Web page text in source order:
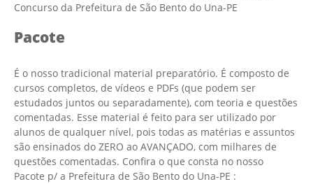
Concurso da Prefeitura de São Bento do Una-PE
Pacote
É o nosso tradicional material preparatório. É composto de
cursos completos, de vídeos e PDFs (que podem ser
estudados juntos ou separadamente), com teoria e questões
comentadas. Esse material é feito para ser utilizado por
alunos de qualquer nível, pois todas as matérias e assuntos
são ensinados do ZERO ao AVANÇADO, com milhares de
questões comentadas. Confira o que consta no nosso
Pacote p/ a Prefeitura de São Bento do Una-PE :